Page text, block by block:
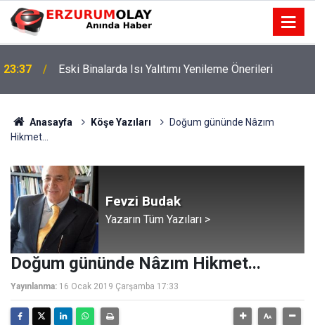
23:36
Yeterlik Dosyasında İş Deneyim Güncelleme
Önerileri
Anasayfa Köşe Yazıları
Doğum gününde Nâzım
Hikmet...
Fevzi Budak
Yazarın Tüm Yazıları >
Doğum gününde Nâzım Hikmet...
Yayınlanma: 16 Ocak 2019 Çarşamba 17:33